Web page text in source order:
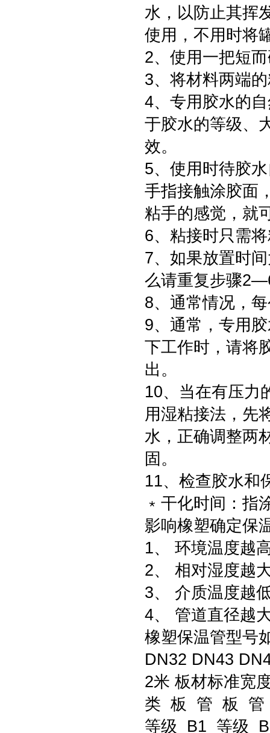
水，以防止其挥
使用，不用时将
2、使用一把短
3、将材料两端
4、专用胶水的
于胶水的等级、
效。
5、使用时待胶
手指接触涂胶面
粘手的感觉，就
6、粘接时只需
7、如果放置时
么请重复步骤
8、通常情况，
9、通常，专用
下工作时，请将
出。
10、当在有压力
用湿粘接法，先
水，正确调整两
固。
11、检查胶水和
﹡干化时间：指
影响橡塑确定保
1、 环境温度越
2、 相对湿度越
3、 介质温度越
4、 管道直径越
橡塑保温管型号
DN32 DN43
2米 板材标准宽
类 板 管 板 管
等级 B1 等级